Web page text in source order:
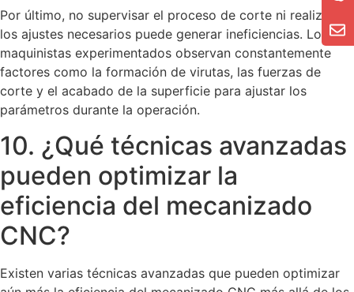
Por último, no supervisar el proceso de corte ni realizar
los ajustes necesarios puede generar ineficiencias. Los
maquinistas experimentados observan constantemente
factores como la formación de virutas, las fuerzas de
corte y el acabado de la superficie para ajustar los
parámetros durante la operación.
10. ¿Qué técnicas avanzadas
pueden optimizar la
eficiencia del mecanizado
CNC?
Existen varias técnicas avanzadas que pueden optimizar